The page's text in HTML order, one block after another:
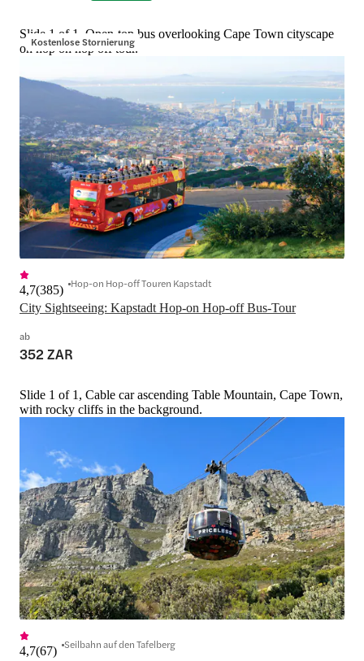
Kostenlose Stornierung
Slide 1 of 1, Open-top bus overlooking Cape Town cityscape
on hop on hop off tour.
City Sightseeing: Kapstadt Hop-on Hop-off Bus-Tour
4,7(385) Hop-on Hop-off Touren Kapstadt
ab
352 ZAR
Slide 1 of 1, Cable car ascending Table Mountain, Cape Town,
with rocky cliffs in the background.
4,7(67) Seilbahn auf den Tafelberg